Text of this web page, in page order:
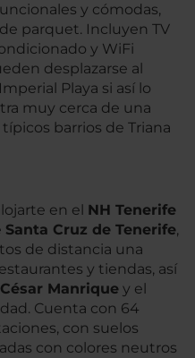
y cómodas,
parquet. Incluyen TV
y WiFi
desplazarse al
Playa si así lo
muy cerca de una
barrios de Triana
en el NH Tenerife
Santa Cruz de Tenerife,
de distancia una
y tiendas, así
Manrique y el
Cuenta con 64
con suelos
con colores neutros